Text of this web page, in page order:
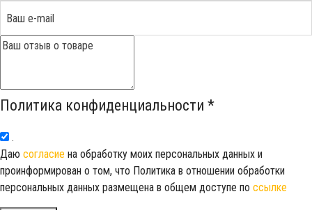
Политика конфиденциальности *
.
Даю согласие на обработку моих персональных данных и
проинформирован о том, что Политика в отношении обработки
персональных данных размещена в общем доступе по ссылке